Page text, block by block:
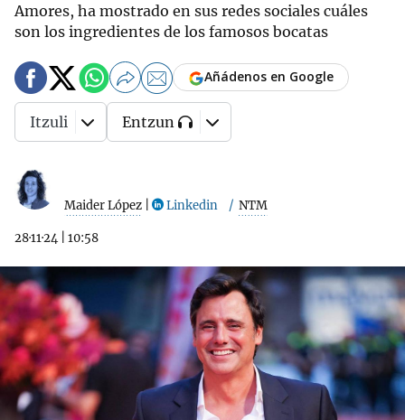
Amores, ha mostrado en sus redes sociales cuáles
son los ingredientes de los famosos bocatas
Maider López Linkedin NTM
28·11·24 10:58
Añádenos en Google
Itzuli Entzun